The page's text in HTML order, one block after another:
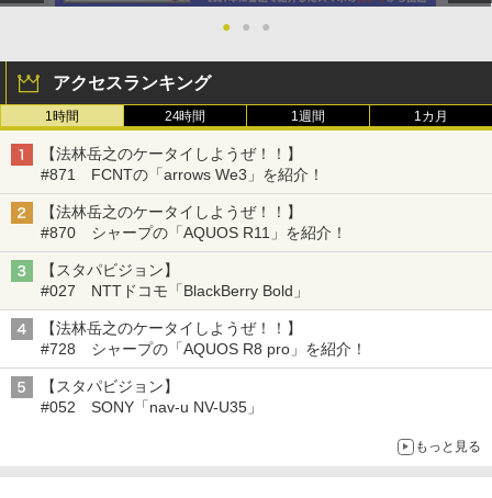
● ● ●
アクセスランキング
1時間 24時間 1週間 1カ月
【法林岳之のケータイしようぜ！！】
#871 FCNTの「arrows We3」を紹介！
【法林岳之のケータイしようぜ！！】
#870 シャープの「AQUOS R11」を紹介！
【スタパビジョン】
#027 NTTドコモ「BlackBerry Bold」
【法林岳之のケータイしようぜ！！】
#728 シャープの「AQUOS R8 pro」を紹介！
【スタパビジョン】
#052 SONY「nav-u NV-U35」
もっと見る